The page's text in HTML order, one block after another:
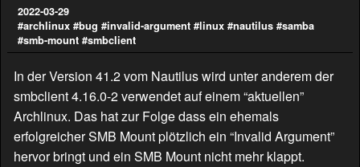
2022-03-29
#archlinux #bug #invalid-argument #linux #nautilus #samba
#smb-mount #smbclient
In der Version 41.2 vom Nautilus wird unter anderem der
smbclient 4.16.0-2 verwendet auf einem “aktuellen”
Archlinux. Das hat zur Folge dass ein ehemals
erfolgreicher SMB Mount plötzlich ein “Invalid Argument”
hervor bringt und ein SMB Mount nicht mehr klappt.